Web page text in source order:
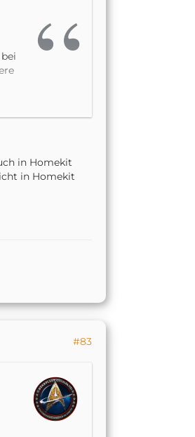
in Homekit
in Homekit
#83